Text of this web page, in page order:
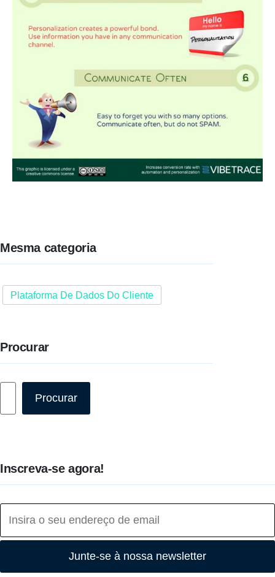
Mesma categoria
Plataforma De Dados Do Cliente
Procurar
Procurar
Inscreva-se agora!
Junte-se à nossa newsletter